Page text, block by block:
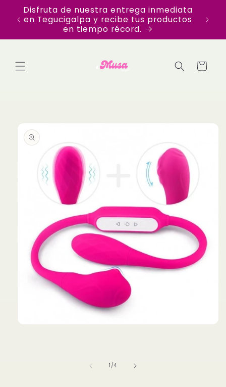
directamente
al contenido
Disfruta de nuestra entrega inmediata
en Tegucigalpa y recibe tus productos
en tiempo récord.
con
Carrito
información
del producto
1 /de
4